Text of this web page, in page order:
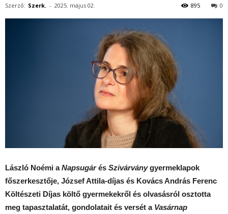
Szerző: Szerk. - 2025. május 02. 0
895
László Noémi aNapsugárés Szivárványgyermeklapok
főszerkesztője, József Attila-díjas és Kovács András Ferenc
Költészeti Díjas költő gyermekekről és olvasásról osztotta
meg tapasztalatát, gondolatait és versét a Vasárnap